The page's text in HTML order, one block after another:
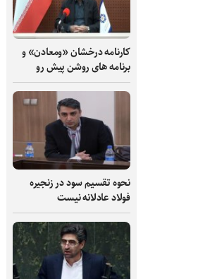
کارنامه درخشان «ومعادن» و
برنامه های روشن پیش رو
نحوه تقسیم سود در زنجیره
فولاد عادلانه نیست